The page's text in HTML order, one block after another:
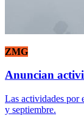
ZMG
Anuncian
Las actividades por
y septiembre.